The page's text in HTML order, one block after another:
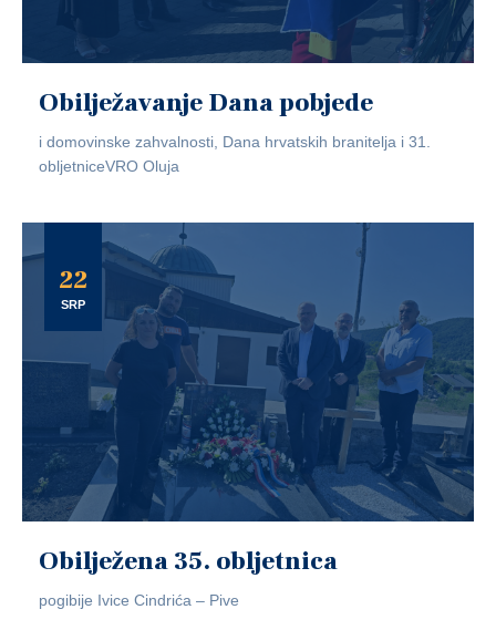
Obilježavanje Dana pobjede
i domovinske zahvalnosti, Dana hrvatskih branitelja i 31.
obljetniceVRO Oluja
22
SRP
Obilježena 35. obljetnica
pogibije Ivice Cindrića – Pive